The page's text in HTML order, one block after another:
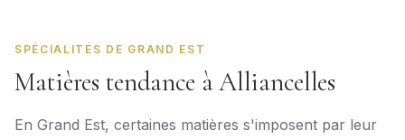
SPÉCIALITÉS DE GRAND EST
Matières tendance à Alliancelles
En Grand Est, certaines matières s'imposent par leur